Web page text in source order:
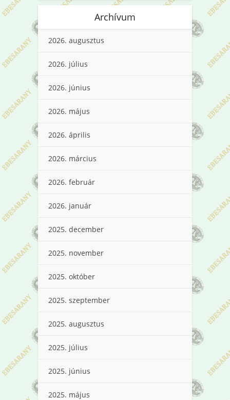
Archívum
2026. augusztus
2026. július
2026. június
2026. május
2026. április
2026. március
2026. február
2026. január
2025. december
2025. november
2025. október
2025. szeptember
2025. augusztus
2025. július
2025. június
2025. május